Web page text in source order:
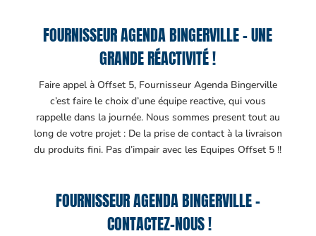
FOURNISSEUR AGENDA BINGERVILLE – UNE
GRANDE RÉACTIVITÉ !
Faire appel à Offset 5, Fournisseur Agenda Bingerville
c’est faire le choix d’une équipe reactive, qui vous
rappelle dans la journée. Nous sommes present tout au
long de votre projet : De la prise de contact à la livraison
du produits fini. Pas d’impair avec les Equipes Offset 5 !!
FOURNISSEUR AGENDA BINGERVILLE –
CONTACTEZ-NOUS !